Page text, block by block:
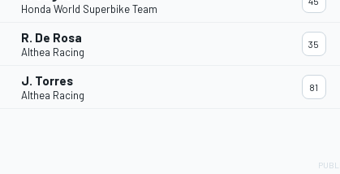
Honda World Superbike Team
R. De Rosa
Althea Racing
35
J. Torres
Althea Racing
81